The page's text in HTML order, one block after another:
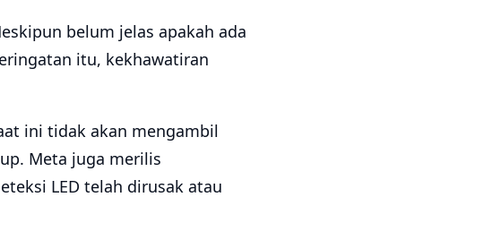
belum jelas apakah ada
itu, kekhawatiran
ini tidak akan mengambil
Meta juga merilis
LED telah dirusak atau